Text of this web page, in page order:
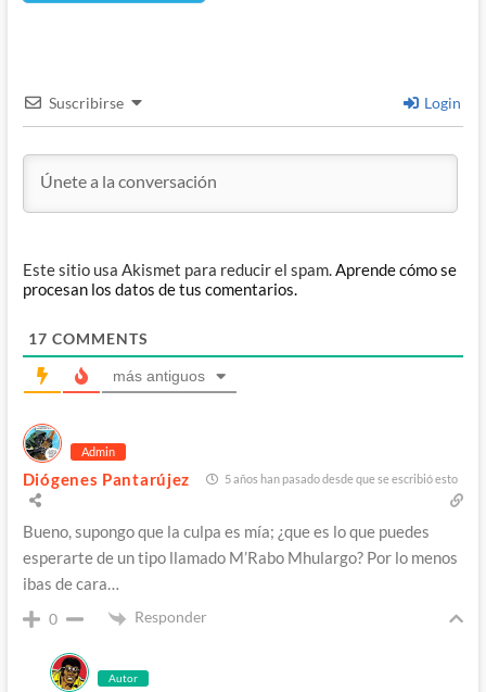
Suscribirse Login
Este sitio usa Akismet para reducir el spam.Aprende cómo se
procesan los datos de tus comentarios.
17 COMMENTS
más antiguos
Admin
Diógenes Pantarújez 5 años han pasado desde que se escribió esto
Bueno, supongo que la culpa es mía; ¿que es lo que puedes
esperarte de un tipo llamado M’Rabo Mhulargo? Por lo menos
ibas de cara…
0 Responder
Autor